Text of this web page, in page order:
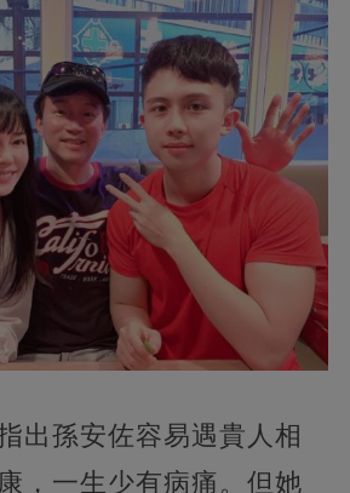
出孫安佐容易遇貴人相
，一生少有病痛。但她